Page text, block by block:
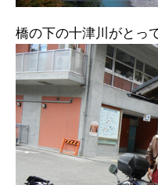
橋の下の十津川がとっ